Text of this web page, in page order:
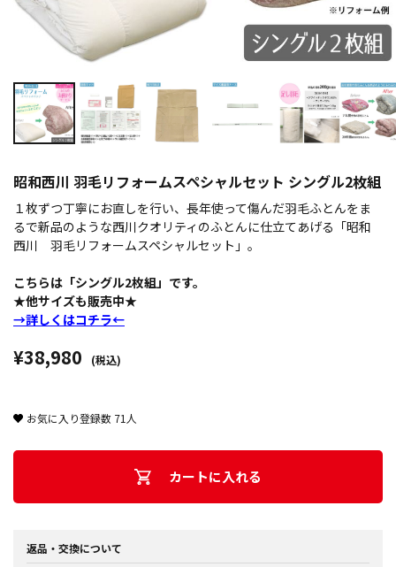
昭和西川 羽毛リフォームスペシャルセット シングル2枚組
１枚ずつ丁寧にお直しを行い、長年使って傷んだ羽毛ふとんをま
るで新品のような西川クオリティのふとんに仕立てあげる「昭和
西川 羽毛リフォームスペシャルセット」。
こちらは「シングル2枚組」です。
★他サイズも販売中★
→詳しくはコチラ←
¥38,980 (税込)
お気に入り登録数 71 人
カートに入れる
返品・交換について